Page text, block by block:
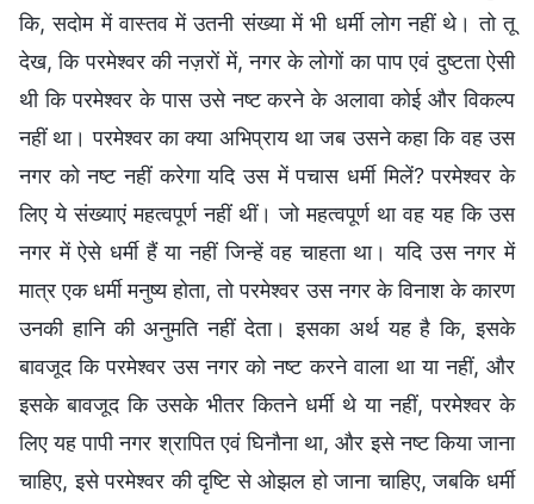
कि, सदोम में वास्तव में उतनी संख्या में भी धर्मी लोग नहीं थे। तो तू
देख, कि परमेश्वर की नज़रों में, नगर के लोगों का पाप एवं दुष्टता ऐसी
थी कि परमेश्वर के पास उसे नष्ट करने के अलावा कोई और विकल्प
नहीं था। परमेश्वर का क्या अभिप्राय था जब उसने कहा कि वह उस
नगर को नष्ट नहीं करेगा यदि उस में पचास धर्मी मिलें? परमेश्वर के
लिए ये संख्याएं महत्वपूर्ण नहीं थीं। जो महत्वपूर्ण था वह यह कि उस
नगर में ऐसे धर्मी हैं या नहीं जिन्हें वह चाहता था। यदि उस नगर में
मात्र एक धर्मी मनुष्य होता, तो परमेश्वर उस नगर के विनाश के कारण
उनकी हानि की अनुमति नहीं देता। इसका अर्थ यह है कि, इसके
बावजूद कि परमेश्वर उस नगर को नष्ट करने वाला था या नहीं, और
इसके बावजूद कि उसके भीतर कितने धर्मी थे या नहीं, परमेश्वर के
लिए यह पापी नगर श्रापित एवं घिनौना था, और इसे नष्ट किया जाना
चाहिए, इसे परमेश्वर की दृष्टि से ओझल हो जाना चाहिए, जबकि धर्मी